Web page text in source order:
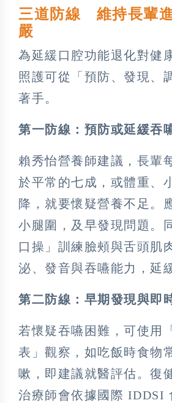
三道防線 維持長輩
嚴
為延緩口腔功能退化對健
照護可從「預防、發現、
著手。
第一防線：預防或延緩吞
賴秀怡營養師建議，長輩
於平常的七成，或體重、
降，就要懷疑營養不足。
小腿圍，及早發現問題。
口操」訓練臉頰與舌頭肌
泌、發音與吞嚥能力，延
第二防線：早期發現與即
若懷疑吞嚥困難，可使用
表」觀察，如吃飯時食物
嗽，即建議就醫評估。復
治療師會依據國際 IDDSI